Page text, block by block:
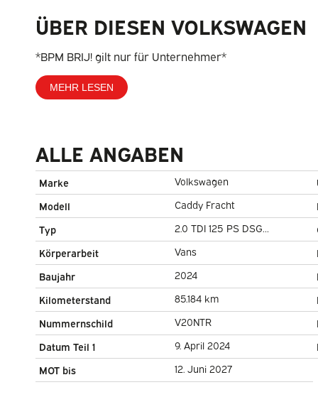
ÜBER DIESEN VOLKSWAGEN
*BPM BRIJ! gilt nur für Unternehmer*
MEHR LESEN
ALLE ANGABEN
Marke
Volkswagen
Modell
Caddy Fracht
Typ
2.0 TDI 125 PS DSG
Automatikgetriebe Virtual
Cockpit/ Carplay/
Standheizung/ Sitzheizung/
Körperarbeit
Vans
Baujahr
2024
Kilometerstand
85.184 km
Nummernschild
V20NTR
Datum Teil 1
9. April 2024
MOT bis
12. Juni 2027